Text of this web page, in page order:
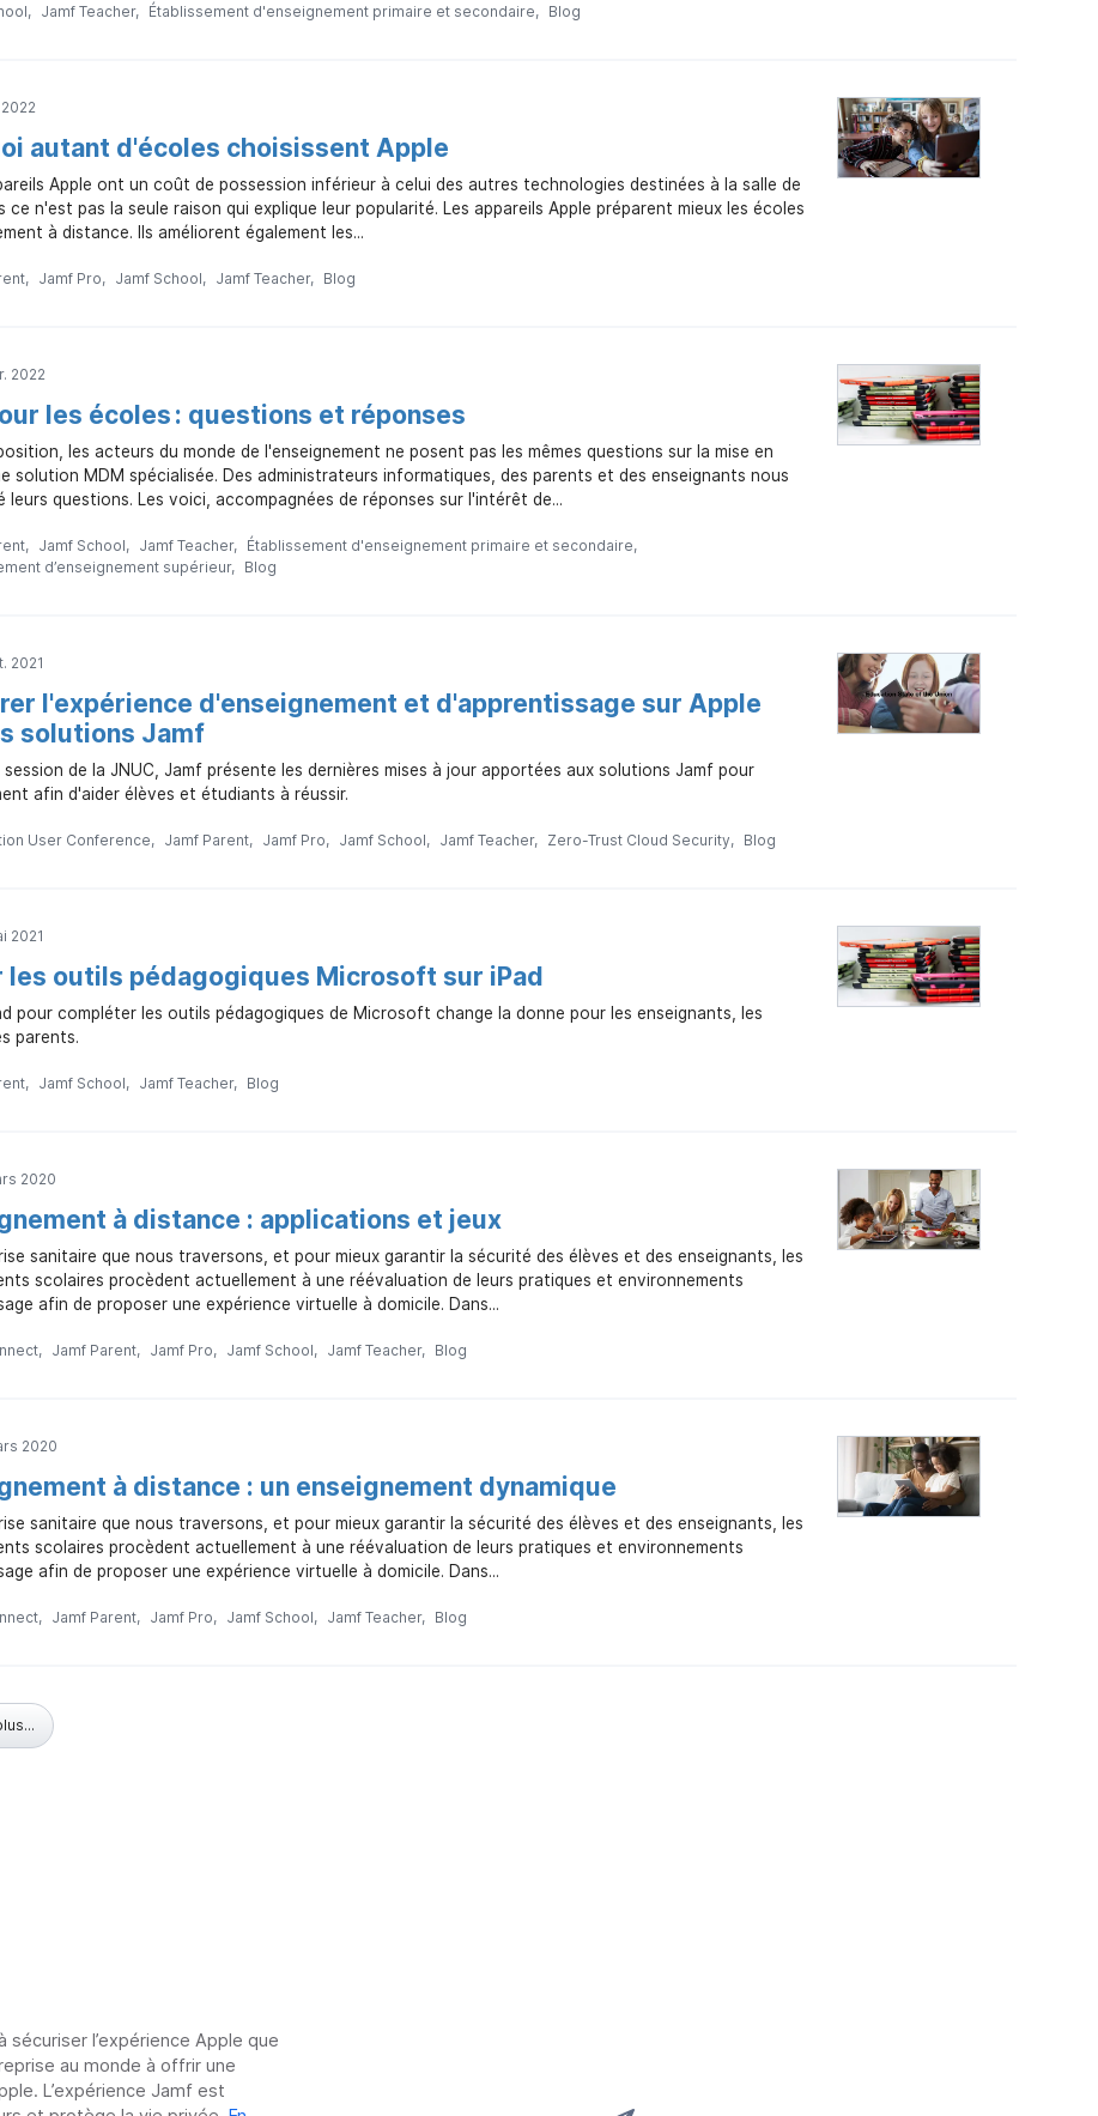
Jamf Teacher Établissement d'enseignement primaire et secondaire Blog
autant d'écoles choisissent Apple
Apple ont un coût de possession inférieur à celui des autres technologies destinées à la salle de
ce n'est pas la seule raison qui explique leur popularité. Les appareils Apple préparent mieux les écoles
à distance. Ils améliorent également les...
Jamf Pro Jamf School Jamf Teacher Blog
2022
les écoles : questions et réponses
les acteurs du monde de l'enseignement ne posent pas les mêmes questions sur la mise en
solution MDM spécialisée. Des administrateurs informatiques, des parents et des enseignants nous
leurs questions. Les voici, accompagnées de réponses sur l'intérêt de...
Jamf School Jamf Teacher
Établissement d'enseignement primaire et secondaire
d’enseignement supérieur
Blog
2021
l'expérience d'enseignement et d'apprentissage sur Apple
solutions Jamf
de la JNUC, Jamf présente les dernières mises à jour apportées aux solutions Jamf pour
afin d'aider élèves et étudiants à réussir.
User Conference Jamf Parent Jamf Pro Jamf School Jamf Teacher Zero-Trust Cloud Security Blog
2021
les outils pédagogiques Microsoft sur iPad
pour compléter les outils pédagogiques de Microsoft change la donne pour les enseignants, les
parents.
Jamf School Jamf Teacher Blog
2020
à distance : applications et jeux
sanitaire que nous traversons, et pour mieux garantir la sécurité des élèves et des enseignants, les
scolaires procèdent actuellement à une réévaluation de leurs pratiques et environnements
afin de proposer une expérience virtuelle à domicile. Dans...
Jamf Parent Jamf Pro Jamf School Jamf Teacher Blog
2020
à distance : un enseignement dynamique
sanitaire que nous traversons, et pour mieux garantir la sécurité des élèves et des enseignants, les
scolaires procèdent actuellement à une réévaluation de leurs pratiques et environnements
afin de proposer une expérience virtuelle à domicile. Dans...
Jamf Parent Jamf Pro Jamf School Jamf Teacher Blog
l’expérience Apple que
au monde à offrir une
L’expérience Jamf est